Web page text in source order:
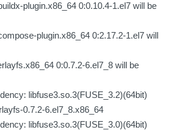
plugin.x86_64 0:0.10.4-1.el7 will be
plugin.x86_64 0:2.17.2-1.el7 will
0:0.7.2-6.el7_8 will be
libfuse3.so.3(FUSE_3.2)(64bit)
0.7.2-6.el7_8.x86_64
libfuse3.so.3(FUSE_3.0)(64bit)